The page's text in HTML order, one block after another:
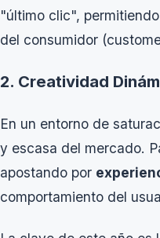
"último clic",
del consumidor (
2. Creatividad
En un entorno de
y escasa del mercado.
apostando por
comportamiento del